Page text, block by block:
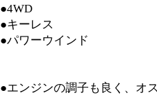
●4WD
●キーレス
●パワーウインド
●エンジンの調子も良く、オ